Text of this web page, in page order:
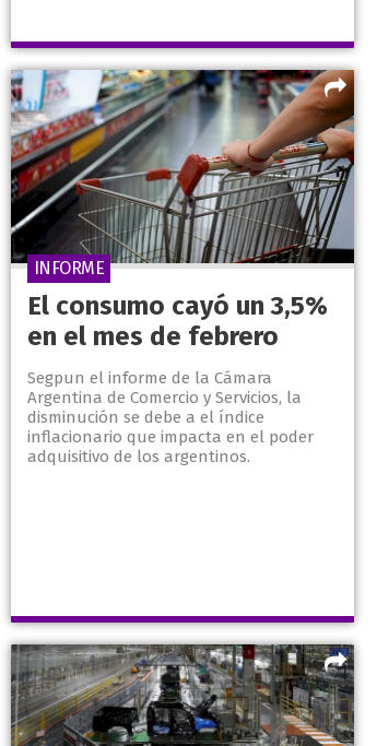
El consumo cayó un 3,5%
en el mes de febrero
Segpun el informe de la Cámara
Argentina de Comercio y Servicios, la
disminución se debe a el índice
inflacionario que impacta en el poder
adquisitivo de los argentinos.
INFORME